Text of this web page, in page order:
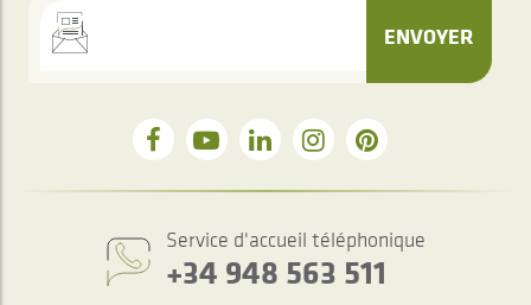
ENVOYER
Service d'accueil téléphonique
+34 948 563 511